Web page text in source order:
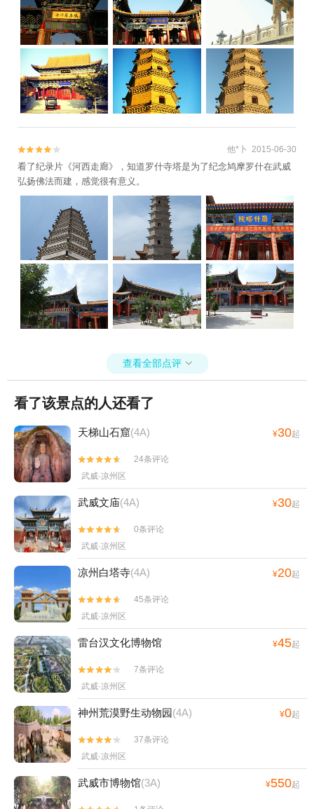

 他*卜 2015-06-30
看了纪录片《河西走廊》，知道罗什寺塔是为了纪念鸠摩罗什在武威
弘扬佛法而建，感觉很有意义。
查看全部点评 
看了该景点的人还看了
天梯山石窟(4A) ¥30起


24条评论
武威·凉州区
武威文庙(4A) ¥30起


0条评论
武威·凉州区
凉州白塔寺(4A) ¥20起


45条评论
武威·凉州区
雷台汉文化博物馆 ¥45起


7条评论
武威·凉州区
神州荒漠野生动物园(4A) ¥0起


37条评论
武威·凉州区
武威市博物馆(3A) ¥550起